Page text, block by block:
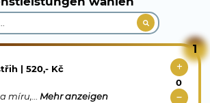
1
| 520,- Kč
míru,… Mehr anzeigen